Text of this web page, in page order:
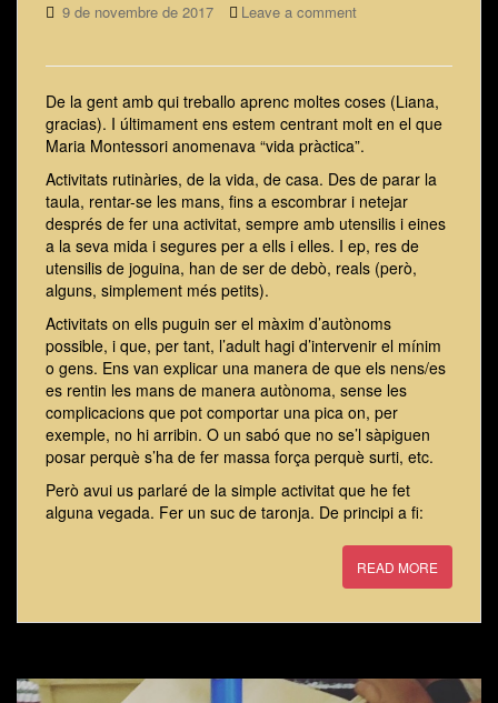
9 de novembre de 2017 Leave a comment
De la gent amb qui treballo aprenc moltes coses (Liana,
gracias). I últimament ens estem centrant molt en el que
Maria Montessori anomenava “vida pràctica”.
Activitats rutinàries, de la vida, de casa. Des de parar la
taula, rentar-se les mans, fins a escombrar i netejar
després de fer una activitat, sempre amb utensilis i eines
a la seva mida i segures per a ells i elles. I ep, res de
utensilis de joguina, han de ser de debò, reals (però,
alguns, simplement més petits).
Activitats on ells puguin ser el màxim d’autònoms
possible, i que, per tant, l’adult hagi d’intervenir el mínim
o gens. Ens van explicar una manera de que els nens/es
es rentin les mans de manera autònoma, sense les
complicacions que pot comportar una pica on, per
exemple, no hi arribin. O un sabó que no se’l sàpiguen
posar perquè s’ha de fer massa força perquè surti, etc.
Però avui us parlaré de la simple activitat que he fet
alguna vegada. Fer un suc de taronja. De principi a fi:
READ MORE